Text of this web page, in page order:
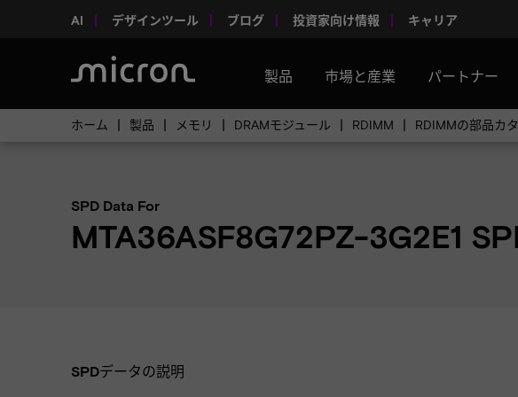
AI デザインツール ブログ 投資家向け情報 キャリア
製品 市場と産業 パートナー
ホーム 製品 メモリ DRAMモジュール RDIMM RDIMMの部品カ
SPD Data For
MTA36ASF8G72PZ-3G2E1
SPDデータの説明